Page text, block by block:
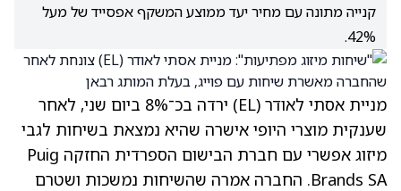
קנייה מתונה עם מחיר יעד ממוצע המשקף אפסייד של מעל
42%.
מניית אסתי לאודר (EL)
ירדה בכ־8% ביום שני, לאחר
שענקית מוצרי היופי אישרה שהיא נמצאת בשיחות לגבי
מיזוג אפשרי עם חברת הבישום הספרדית החזקה Puig
Brands SA. החברה אמרה שהשיחות נמשכות ושטרם